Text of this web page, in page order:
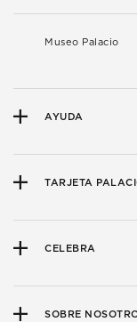
Museo Palacio
AYUDA
TARJETA
CELEBRA
SOBRE